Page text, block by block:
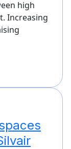
high
Increasing